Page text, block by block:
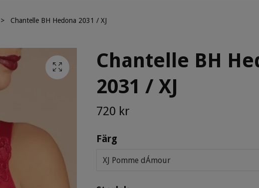
Chantelle BH Hedona 2031 / XJ
Chantelle BH
2031 / XJ
720 kr
Färg
XJ Pomme dÁmour